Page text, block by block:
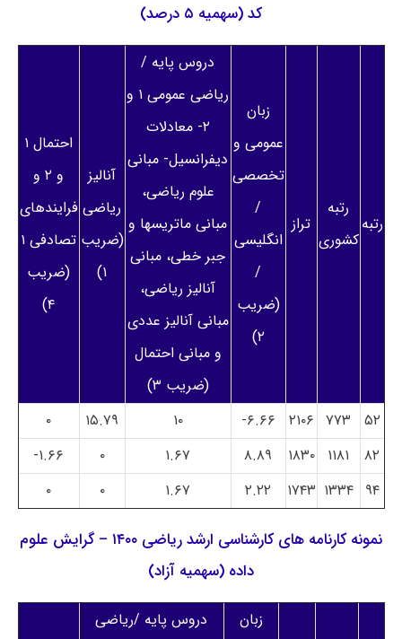
کد (سهمیه ۵ درصد)
رتبه
رتبه
کشوری
تراز
زبان
عمومی و
تخصصی
/
انگلیسی
/
(ضریب
۲)
دروس پایه /
ریاضی عمومی ۱ و
۲- معادلات
دیفرانسیل- مبانی
علوم ریاضی،
مبانی ماتریسها و
جبر خطی، مبانی
آنالیز ریاضی،
مبانی آنالیز عددی
و مبانی احتمال
(ضریب ۳)
آنالیز
ریاضی
(ضریب
۱)
احتمال ۱
و ۲ و
فرایندهای
تصادفی ۱
(ضریب
۴)
۵۲ ۷۷۳ ۲۱۰۶ ۶.۶۶- ۱۰ ۱۵.۷۹
۰
۸۲
۱۱۸۱ ۱۸۳۰ ۸.۸۹ ۱.۶۷ ۰
۱.۶۶-
۹۴ ۱۳۳۴ ۱۷۴۳ ۲.۲۲ ۱.۶۷ ۰ ۰
نمونه کارنامه های کارشناسی ارشد ریاضی ۱۴۰۰ – گرایش علوم
داده (سهمیه آزاد)
زبان
دروس پایه /ریاضی